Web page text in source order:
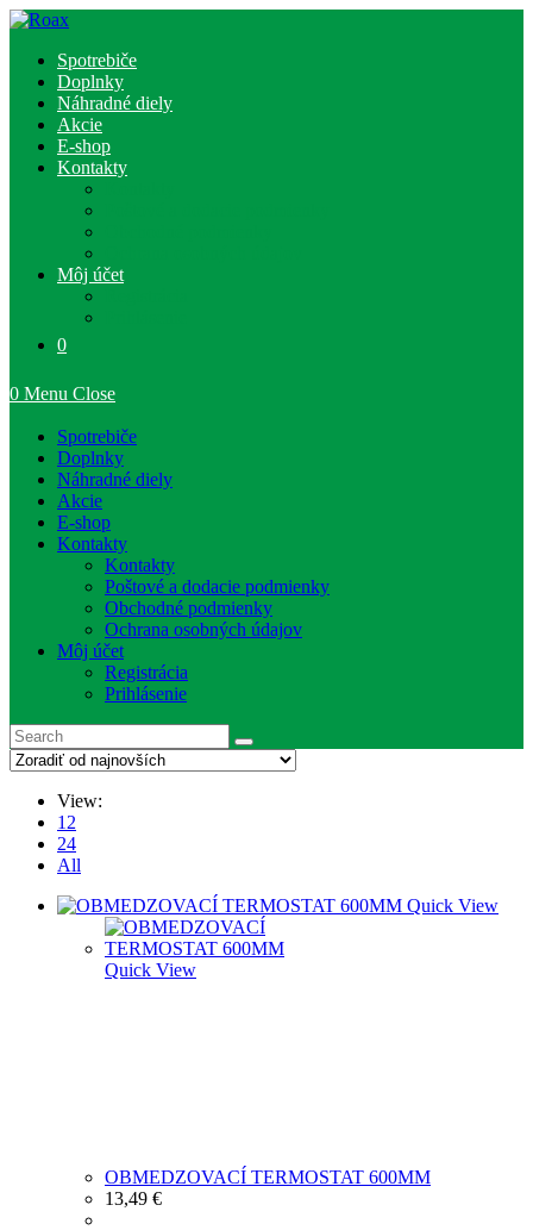
Skip
contentSpotrebiče
Doplnky
Náhradné diely
Akcie
E-shop
Kontakty
Môj účet
0
0 Menu Close
Spotrebiče
Doplnky
Náhradné diely
Akcie
E-shop
Kontakty
Kontakty
Poštové a dodacie podmienky
Obchodné podmienky
Ochrana osobných údajov
Môj účet
Registrácia
Prihlásenie
View:
12
24
All
Quick View
Quick View
OBMEDZOVACÍ TERMOSTAT 600MM
13,49 €